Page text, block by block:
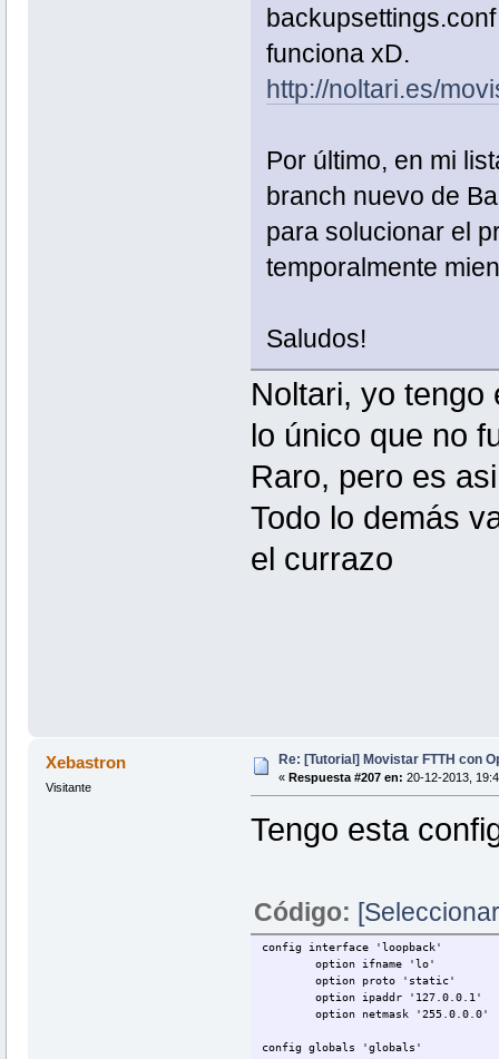
funciona xD.
http://noltari.es/
Por último, en mi
branch nuevo de
para solucionar el
temporalmente
Saludos!
Noltari, yo tengo
lo único que no
Raro, pero es
Todo lo demás
el currazo
Xebastron
Visitante
Re: [Tutorial] Movistar FTTH con
« Respuesta #207 en: 20-12-2013,
Tengo esta
Código:
config interface 'loopback'
option ifname 'lo'
option proto 'static'
option ipaddr '127.0.0.1'
option netmask '255.0.0.0'
config globals 'globals'